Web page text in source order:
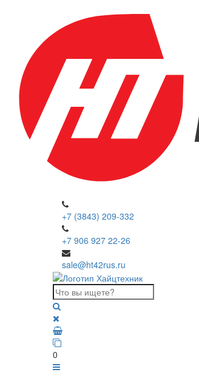
+7 (3843) 209-332
+7 906 927 22-26
sale@ht42rus.ru
0